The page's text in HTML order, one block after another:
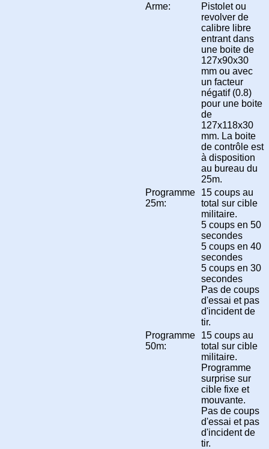
Arme:
Pistolet ou
revolver de
calibre libre
entrant dans
une boite de
127x90x30
mm ou avec
un facteur
négatif (0.8)
pour une boite
de
127x118x30
mm. La boite
de contrôle est
à disposition
au bureau du
25m.
Programme
25m:
15 coups au
total sur cible
militaire.
5 coups en 50
secondes
5 coups en 40
secondes
5 coups en 30
secondes
Pas de coups
d'essai et pas
d'incident de
tir.
Programme
50m:
15 coups au
total sur cible
militaire.
Programme
surprise sur
cible fixe et
mouvante.
Pas de coups
d'essai et pas
d'incident de
tir.